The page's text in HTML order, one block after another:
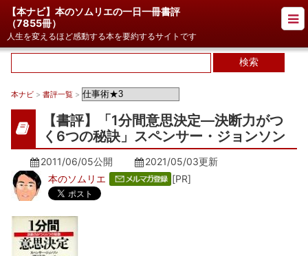
【本ナビ】本のソムリエの一日一冊書評
（7855冊）
人生を変えるほど感動する本を要約するサイトです
本ナビ > 書評一覧 >
【書評】「1分間意思決定―決断力がつ
く6つの秘訣」スペンサー・ジョンソン
2011/06/05公開 2021/05/03更新
本のソムリエ
[PR]